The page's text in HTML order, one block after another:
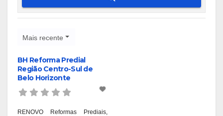
Mais recente
BH Reforma Predial
Região Centro-Sul de
Belo Horizonte
RENOVO Reformas Prediais,